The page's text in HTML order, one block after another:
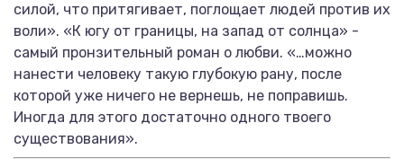
силой, что притягивает, поглощает людей против их
воли». «К югу от границы, на запад от солнца» -
самый пронзительный роман о любви. «…можно
нанести человеку такую глубокую рану, после
которой уже ничего не вернешь, не поправишь.
Иногда для этого достаточно одного твоего
существования».